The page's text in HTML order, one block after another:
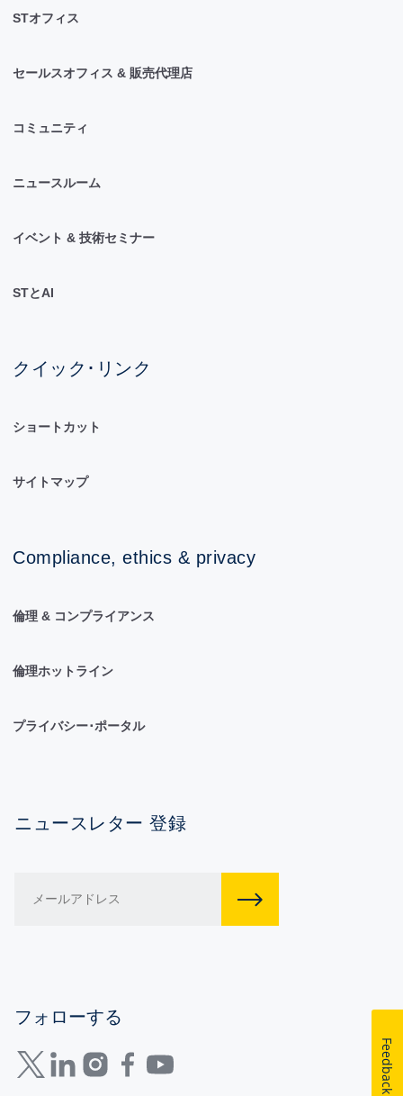
STオフィス
セールスオフィス & 販売代理店
コミュニティ
ニュースルーム
イベント & 技術セミナー
STとAI
クイック･リンク
ショートカット
サイトマップ
Compliance, ethics & privacy
倫理 & コンプライアンス
倫理ホットライン
プライバシー･ポータル
ニュースレター 登録
フォローする
Feedback